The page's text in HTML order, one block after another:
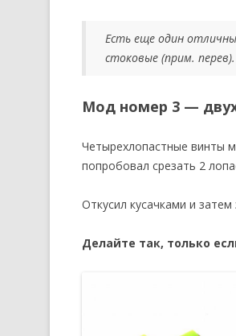
Есть еще один
стоковые (прим. перев).
Мод номер 3 —
Четырехлопастные винты
попробовал срезать 2
Откусил кусачками и затем
Делайте так, только